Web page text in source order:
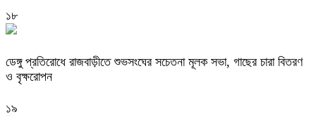
১৮
ডেঙ্গু প্রতিরোধে রাজবাড়ীতে শুভসংঘের সচেতনা মূলক সভা, গাছের চারা বিতরণ
ও বৃক্ষরোপন
১৯